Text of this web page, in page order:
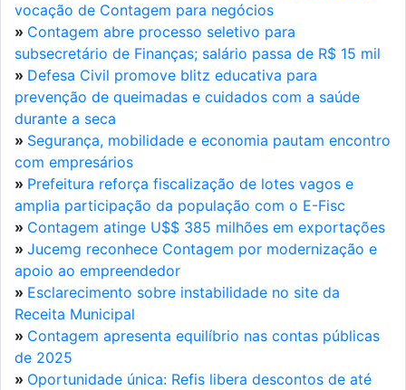
vocação de Contagem para negócios
» Contagem abre processo seletivo para
subsecretário de Finanças; salário passa de R$ 15 mil
» Defesa Civil promove blitz educativa para
prevenção de queimadas e cuidados com a saúde
durante a seca
» Segurança, mobilidade e economia pautam encontro
com empresários
» Prefeitura reforça fiscalização de lotes vagos e
amplia participação da população com o E-Fisc
» Contagem atinge U$$ 385 milhões em exportações
» Jucemg reconhece Contagem por modernização e
apoio ao empreendedor
» Esclarecimento sobre instabilidade no site da
Receita Municipal
» Contagem apresenta equilíbrio nas contas públicas
de 2025
» Oportunidade única: Refis libera descontos de até